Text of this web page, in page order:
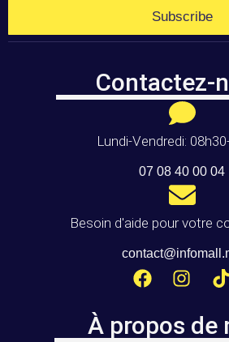
Subscribe
Contactez-
Lundi-Vendredi:
07 08 40 00 04
Besoin d'aide pour votre
À propos de